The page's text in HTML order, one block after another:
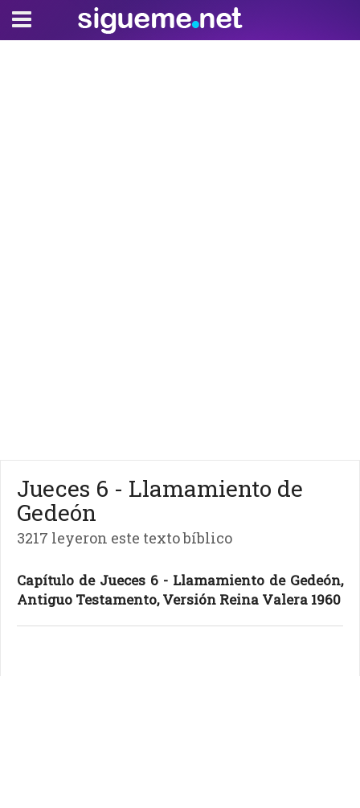
Jueces 6 - Llamamiento de
Gedeón
3217 leyeron este texto bíblico
Capítulo de Jueces 6 - Llamamiento de Gedeón,
Antiguo Testamento, Versión Reina Valera 1960